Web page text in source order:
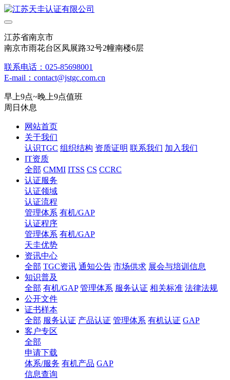
江苏省南京市
南京市雨花台区凤展路32号2幢南楼6层
联系电话：025-85698001
E-mail：contact@jstgc.com.cn
早上9点~晚上9点值班
周日休息
网站首页
关于我们
认识TGC 组织结构 资质证明 联系我们 加入我们
IT资质
全部 CMMI ITSS CS CCRC
认证服务
认证领域
认证流程
管理体系 有机/GAP
认证程序
管理体系 有机/GAP
天圭优势
资讯中心
全部 TGC资讯 通知公告 市场供求 展会与培训信息
知识普及
全部 有机/GAP 管理体系 服务认证 相关标准 法律法规
公开文件
证书样本
全部 服务认证 产品认证 管理体系 有机认证 GAP
客户专区
全部
申请下载
体系/服务 有机产品 GAP
信息查询